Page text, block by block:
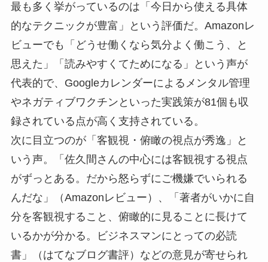
最も多く挙がっているのは「今日から使える具体
的なテクニックが豊富」という評価だ。Amazonレ
ビューでも「どうせ働くなら気分よく働こう、と
思えた」「読みやすくてためになる」という声が
代表的で、Googleカレンダーによるメンタル管理
やネガティブワクチンといった実践策が81個も収
録されている点が高く支持されている。
次に目立つのが「客観視・俯瞰の視点が秀逸」と
いう声。「佐久間さんの中心には客観視する視点
がずっとある。だから怒らずにご機嫌でいられる
んだな」（Amazonレビュー）、「著者がいかに自
分を客観視すること、俯瞰的に見ることに長けて
いるかが分かる。ビジネスマンにとっての必読
書」（はてなブログ書評）などの意見が寄せられ